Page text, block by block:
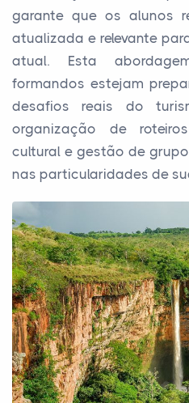
garante que os alunos
atualizada e relevante
atual. Esta
formandos estejam
desafios reais do
organização de
cultural e gestão de
nas particularidades de